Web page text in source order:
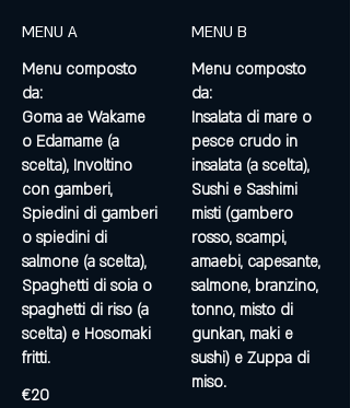
MENU A
Menu composto
da:
Goma ae Wakame
o Edamame (a
scelta), Involtino
con gamberi,
Spiedini di gamberi
o spiedini di
salmone (a scelta),
Spaghetti di soia o
spaghetti di riso (a
scelta) e Hosomaki
fritti.
€20
MENU B
Menu composto
da:
Insalata di mare o
pesce crudo in
insalata (a scelta),
Sushi e Sashimi
misti (gambero
rosso, scampi,
amaebi, capesante,
salmone, branzino,
tonno, misto di
gunkan, maki e
sushi) e Zuppa di
miso.